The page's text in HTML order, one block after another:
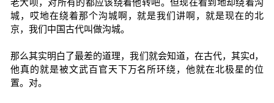
老大呗，对所有的都应该绕着他转吧。但现在看到地却绕着沟
城，哎地在绕着那个沟城啊，就是我们讲啊，就是现在的北
京，我们中国古代叫做沟城。
那么其实明白了最差的道理，我们就会知道，在古代，其实d，
他真的就是被文武百官天下万名所环绕，他就在北极星的位
置。对。